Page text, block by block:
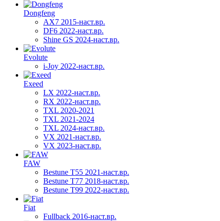
Dongfeng
AX7 2015-наст.вр.
DF6 2022-наст.вр.
Shine GS 2024-наст.вр.
Evolute
i-Joy 2022-наст.вр.
Exeed
LX 2022-наст.вр.
RX 2022-наст.вр.
TXL 2020-2021
TXL 2021-2024
TXL 2024-наст.вр.
VX 2021-наст.вр.
VX 2023-наст.вр.
FAW
Bestune T55 2021-наст.вр.
Bestune T77 2018-наст.вр.
Bestune T99 2022-наст.вр.
Fiat
Fullback 2016-наст.вр.